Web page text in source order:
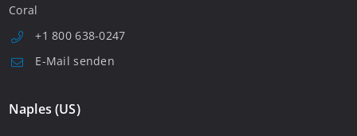
Coral
+1 800 638-0247
E-Mail senden
Naples (US)